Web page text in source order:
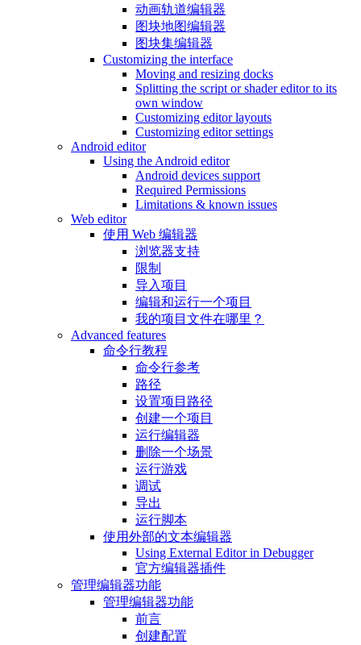
动画轨道编辑器
图块地图编辑器
图块集编辑器
Customizing the interface
Moving and resizing docks
Splitting the script or shader editor to its
own window
Customizing editor layouts
Customizing editor settings
Android editor
Using the Android editor
Android devices support
Required Permissions
Limitations & known issues
Web editor
使用 Web 编辑器
浏览器支持
限制
导入项目
编辑和运行一个项目
我的项目文件在哪里？
Advanced features
命令行教程
命令行参考
路径
设置项目路径
创建一个项目
运行编辑器
删除一个场景
运行游戏
调试
导出
运行脚本
使用外部的文本编辑器
Using External Editor in Debugger
官方编辑器插件
管理编辑器功能
管理编辑器功能
前言
创建配置